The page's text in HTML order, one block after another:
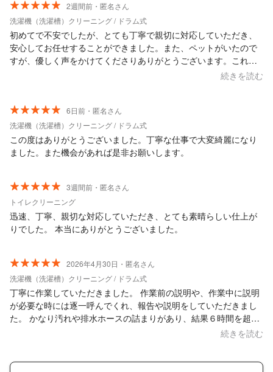
した。
2週間前・匿名さん
洗濯機（洗濯槽）クリーニング / ドラム式
初めてで不安でしたが、とても丁寧で親切に対応していただき、
安心してお任せすることができました。また、ペットがいたので
すが、優しく声をかけてくださりありがとうございます。これか
らもお世話になりたいと強く思いました。またよろしくお願いし
続きを読む
6日前・匿名さん
洗濯機（洗濯槽）クリーニング / ドラム式
この度はありがとうございました。丁寧な仕事で大変綺麗になり
ました。また機会があれば是非お願いします。
3週間前・匿名さん
トイレクリーニング
迅速、丁寧、親切な対応していただき、とても素晴らしい仕上が
りでした。 本当にありがとうございました。
2026年4月30日・匿名さん
洗濯機（洗濯槽）クリーニング / ドラム式
丁寧に作業していただきました。 作業前の説明や、作業中に説明
が必要な時には逐一呼んでくれ、報告や説明をしていただきまし
た。 かなり汚れや排水ホースの詰まりがあり、結果６時間を超え
る長丁場の作業となりましたが、洗濯機はきれいになり、その後
たが大変ありがとうございました。
続きを読む